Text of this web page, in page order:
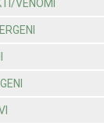
VENOMI